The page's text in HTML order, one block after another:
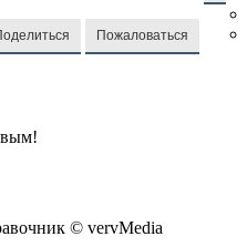
Пожаловаться
© vervMedia